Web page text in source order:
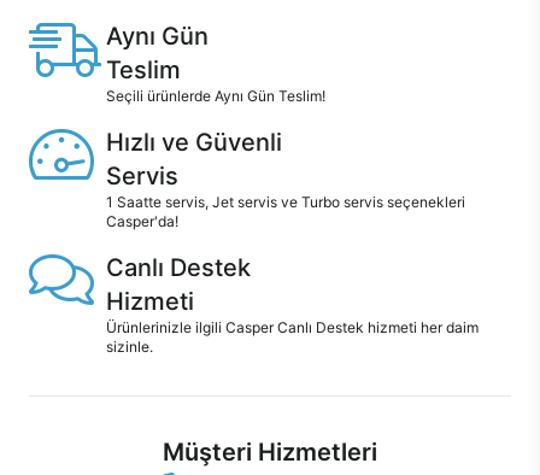
Aynı Gün
Teslim
Seçili ürünlerde Aynı Gün Teslim!
Hızlı ve Güvenli
Servis
1 Saatte servis, Jet servis ve Turbo servis seçenekleri
Casper'da!
Canlı Destek
Hizmeti
Ürünlerinizle ilgili Casper Canlı Destek hizmeti her daim
sizinle.
Müşteri Hizmetleri